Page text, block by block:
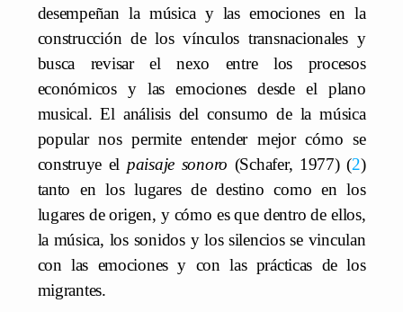
desempeñan la música y las emociones en la
construcción de los vínculos transnacionales y
busca revisar el nexo entre los procesos
económicos y las emociones desde el plano
musical. El análisis del consumo de la música
popular nos permite entender mejor cómo se
construye el paisaje sonoro (Schafer, 1977)
2
tanto en los lugares de destino como en los
lugares de origen, y cómo es que dentro de ellos,
la música, los sonidos y los silencios se vinculan
con las emociones y con las prácticas de los
migrantes.